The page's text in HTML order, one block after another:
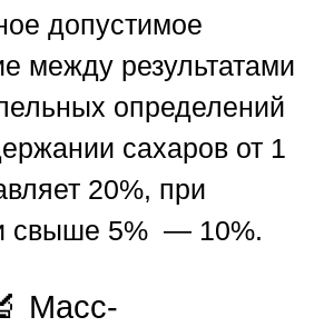
допустимое
между результатами
определений
сахаров от 1
20%, при
свыше 5% — 10%.
Масс-